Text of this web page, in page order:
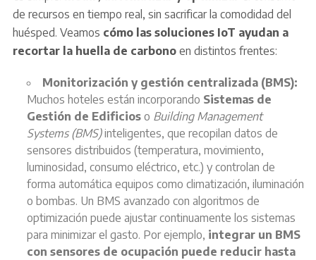
de recursos en tiempo real, sin sacrificar la comodidad del
huésped. Veamos cómo las soluciones IoT ayudan a
recortar la huella de carbonoen distintos frentes:
Monitorización y gestión centralizada (BMS):
Muchos hoteles están incorporando Sistemas de
Gestión de Edificioso Building Management
Systems (BMS)inteligentes, que recopilan datos de
sensores distribuidos (temperatura, movimiento,
luminosidad, consumo eléctrico, etc.) y controlan de
forma automática equipos como climatización, iluminación
o bombas. Un BMS avanzado con algoritmos de
optimización puede ajustar continuamente los sistemas
para minimizar el gasto. Por ejemplo, integrar un BMS
con sensores de ocupación puede reducir hasta